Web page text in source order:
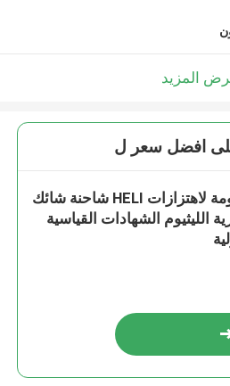
المزيد
افضل سعر ل
مقاومة لاهتزازات HELI شاحنة شائك
الليثيوم الشهادات القياسية